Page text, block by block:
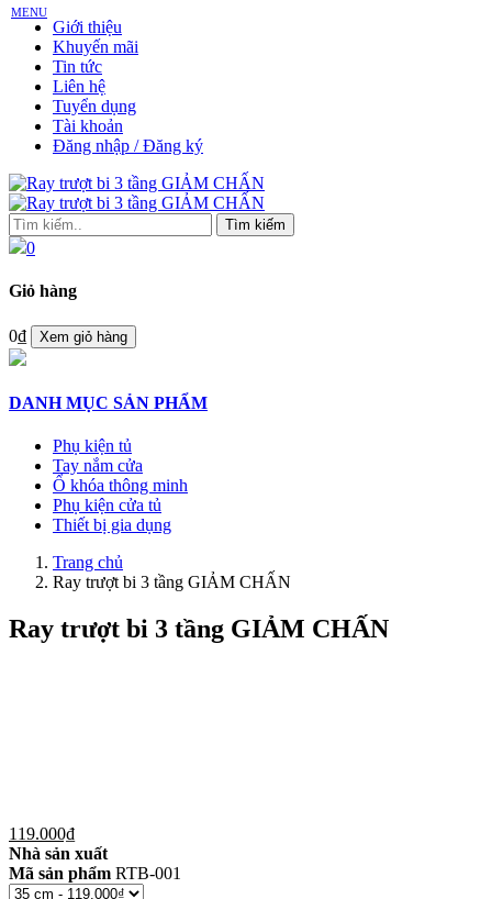
MENU
Giới thiệu
Khuyến mãi
Tin tức
Liên hệ
Tuyển dụng
Tài khoản
Đăng nhập / Đăng ký
Tìm kiếm
0
Giỏ hàng
0₫ Xem giỏ hàng
DANH MỤC SẢN PHẨM
Phụ kiện tủ
Tay nắm cửa
Ổ khóa thông minh
Phụ kiện cửa tủ
Thiết bị gia dụng
Trang chủ
Ray trượt bi 3 tầng GIẢM CHẤN
Ray trượt bi 3 tầng GIẢM CHẤN
119.000₫
Nhà sản xuất
Mã sản phẩm RTB-001